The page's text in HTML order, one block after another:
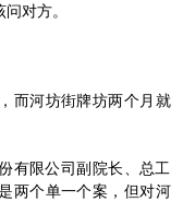
对方。
而河坊街牌坊两个月就
有限公司副院长、总工
两个单一个案，但对河